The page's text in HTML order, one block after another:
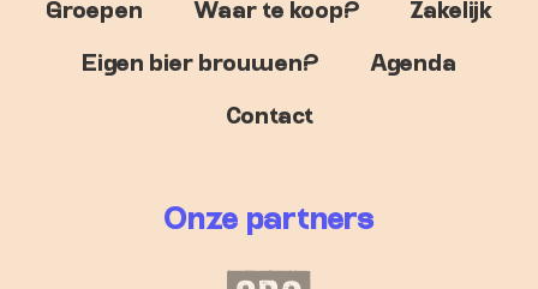
Groepen Waar te koop? Zakelijk
Eigen bier brouwen? Agenda
Contact
Onze partners